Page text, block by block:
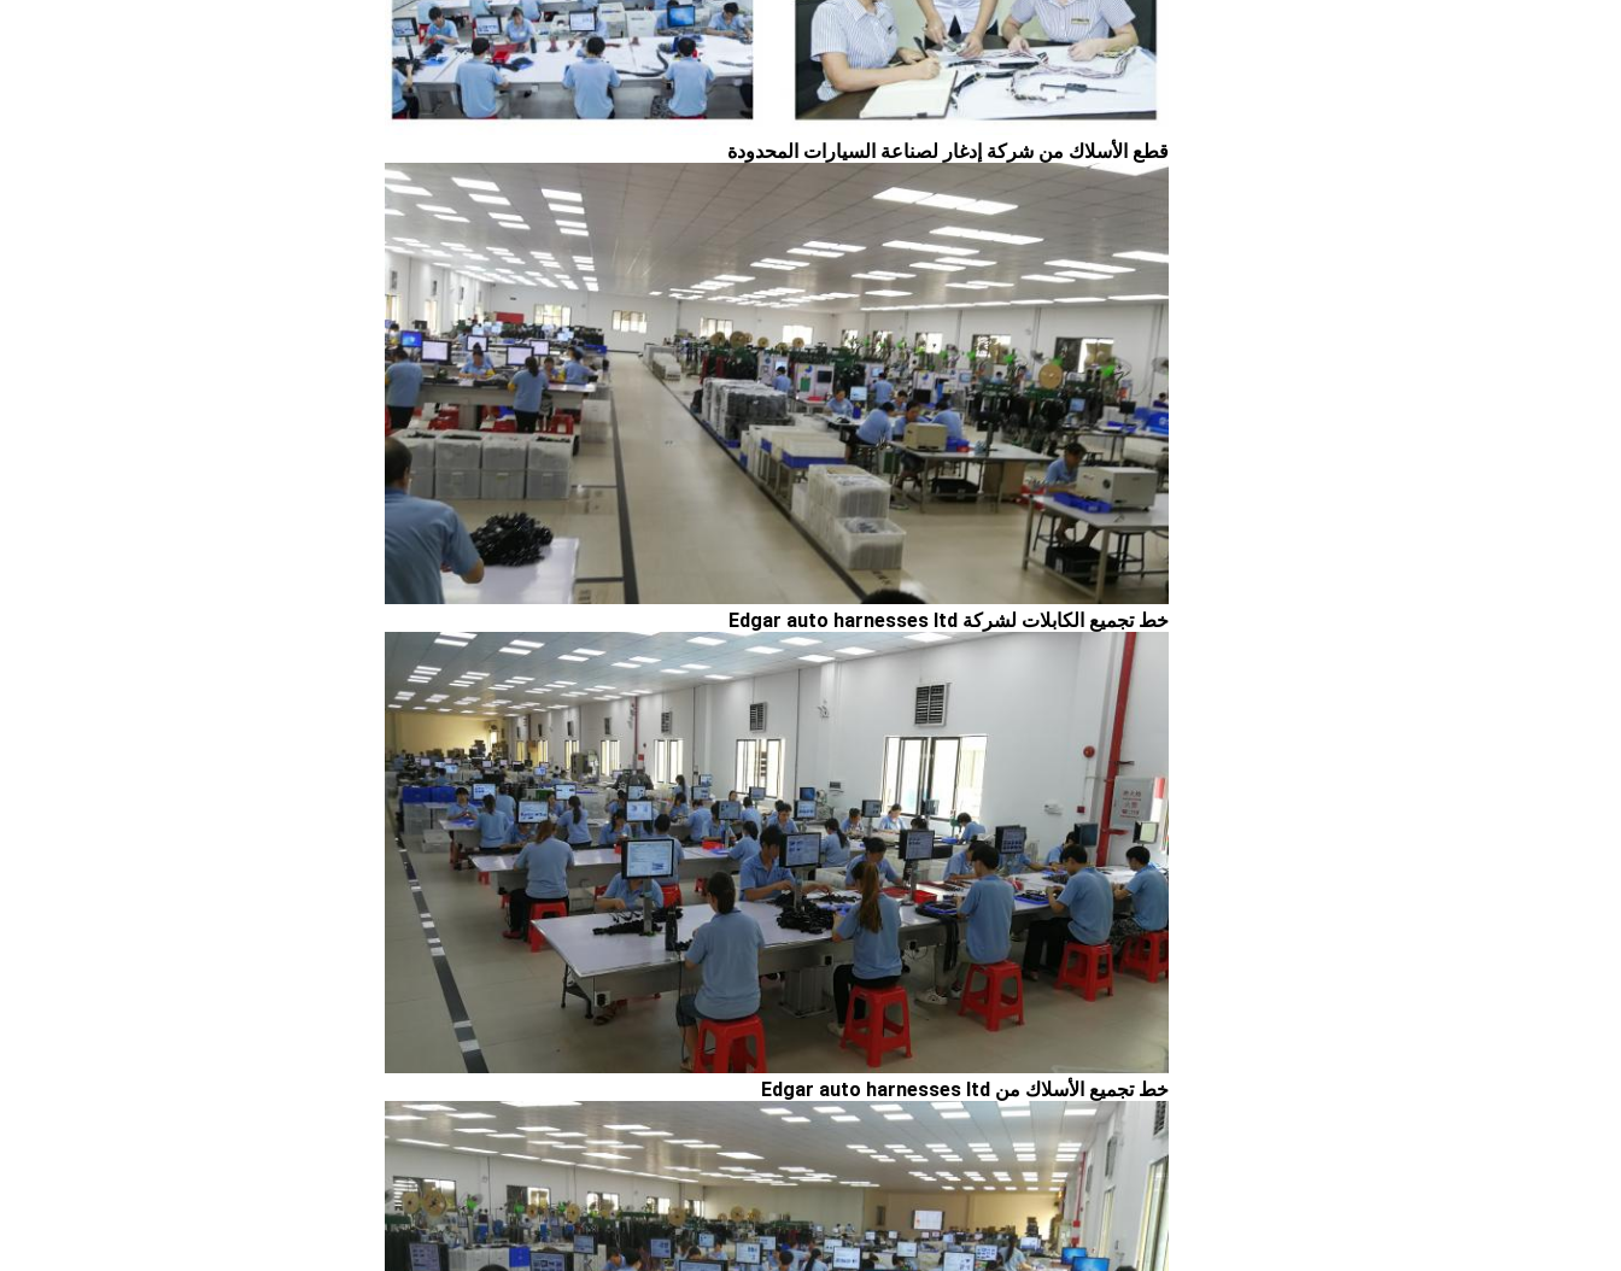
قطع الأسلاك من شركة إدغار لصناعة السيارات المحدودة
خط تجميع الكابلات لشركة Edgar auto harnesses ltd
خط تجميع الأسلاك من Edgar auto harnesses ltd